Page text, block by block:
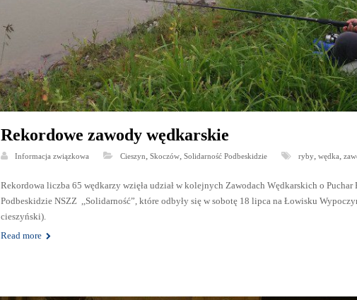
Rekordowe zawody wędkarskie
Informacja związkowa Cieszyn ,Skoczów ,Solidarność Podbeskidzie ryby ,wędka ,
Rekordowa liczba 65 wędkarzy wzięła udział w kolejnych Zawodach Wędkarskich o Puchar
Podbeskidzie NSZZ ,,Solidarność”, które odbyły się w sobotę 18 lipca na Łowisku
cieszyński).
Read more